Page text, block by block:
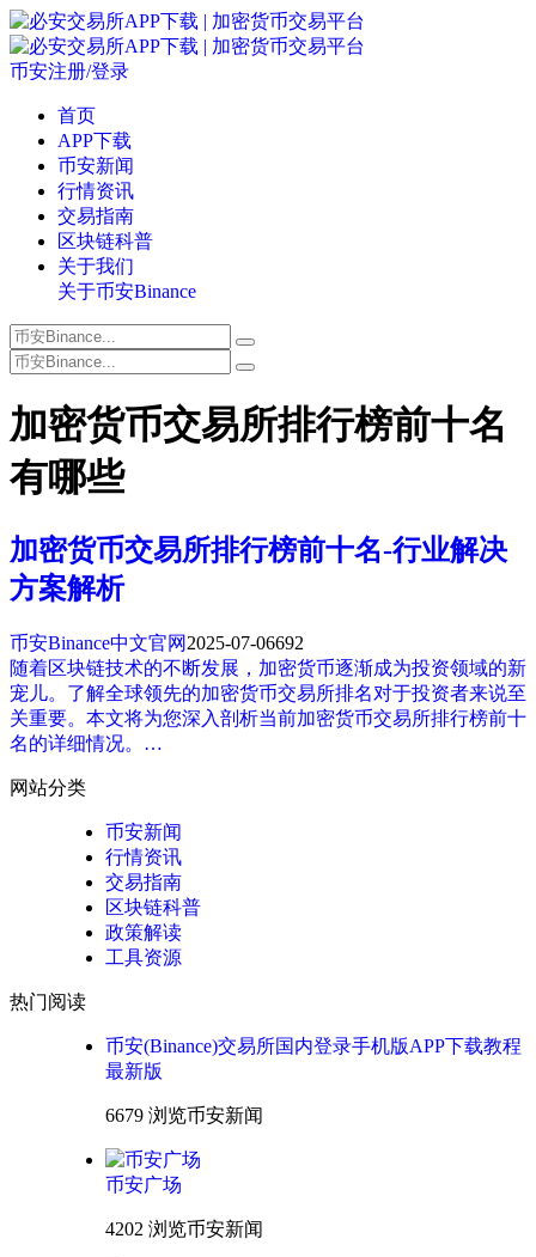
币安注册/登录
首页
APP下载
币安新闻
行情资讯
交易指南
区块链科普
关于我们
关于币安Binance
加密货币交易所排行榜前十名
有哪些
加密货币交易所排行榜前十名-行业解决
方案解析
币安Binance中文官网 2025-07-06692
随着区块链技术的不断发展，加密货币逐渐成为投资领域的新
宠儿。了解全球领先的加密货币交易所排名对于投资者来说至
关重要。本文将为您深入剖析当前加密货币交易所排行榜前十
名的详细情况。…
网站分类
币安新闻
行情资讯
交易指南
区块链科普
政策解读
工具资源
热门阅读
币安(Binance)交易所国内登录手机版APP下载教程
最新版
6679 浏览币安新闻
币安广场
4202 浏览币安新闻